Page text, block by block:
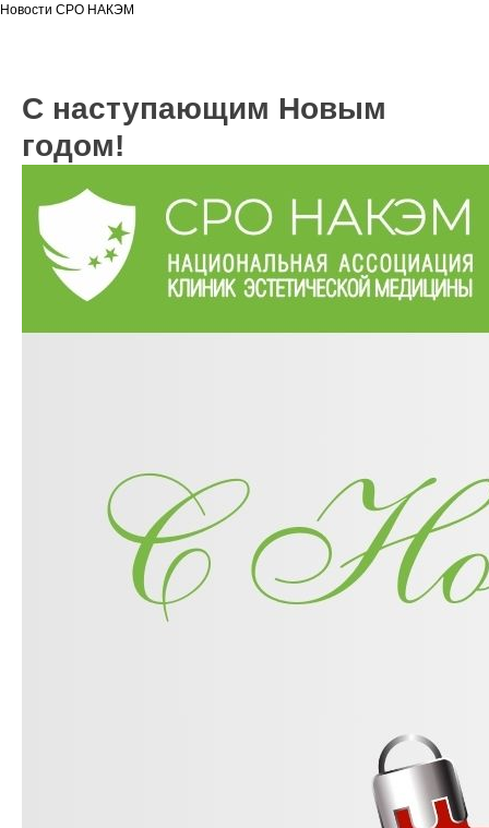
Новости СРО НАКЭМ
С наступающим Новым
годом!